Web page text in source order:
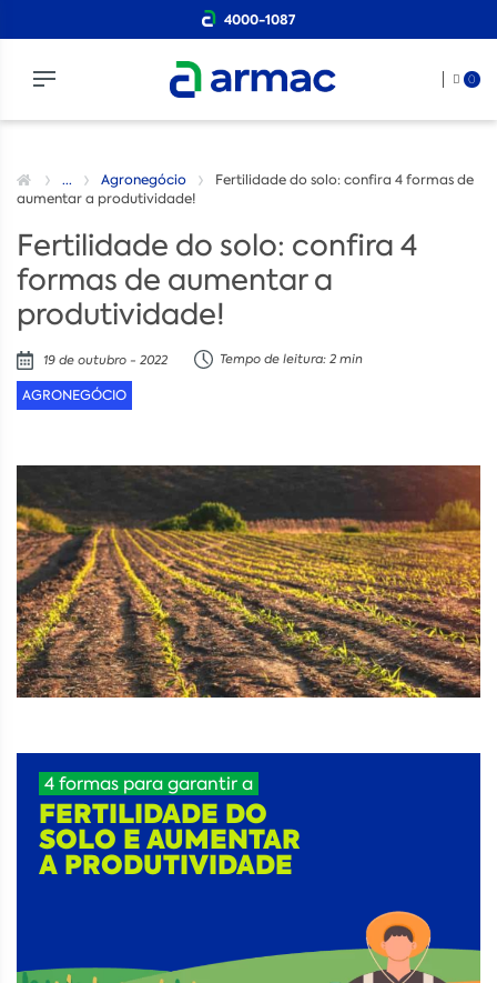
4000-1087
0
... Agronegócio
Fertilidade do solo: confira 4 formas de
aumentar a produtividade!
Fertilidade do solo: confira 4
formas de aumentar a
produtividade!
19 de outubro - 2022 Tempo de leitura: 2 min
AGRONEGÓCIO
4 formas para garantir a
FERTILIDADE DO
SOLO E AUMENTAR
A PRODUTIVIDADE